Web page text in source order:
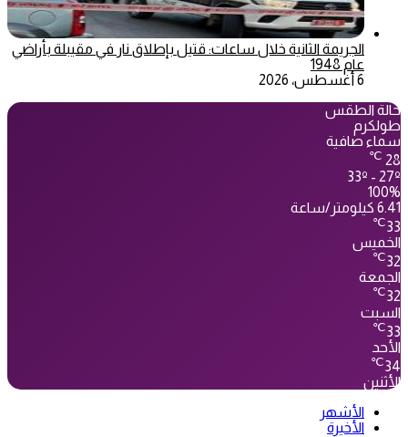
الجريمة الثانية خلال ساعات: قتيل بإطلاق نار في مقيبلة بأراضي
عام 1948
6 أغسطس، 2026
حالة الطقس
طولكرم
سماء صافية
28
℃
33º - 27º
100%
6.41 كيلومتر/ساعة
33
℃
الخميس
32
℃
الجمعة
32
℃
السبت
33
℃
الأحد
34
℃
الأثنين
الأشهر
الأخيرة